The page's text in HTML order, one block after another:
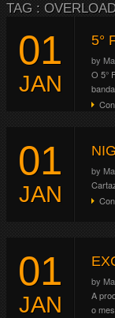
TAG :
01
JAN
5°
by
O 5°
01
JAN
by
01
JAN
by
A
o